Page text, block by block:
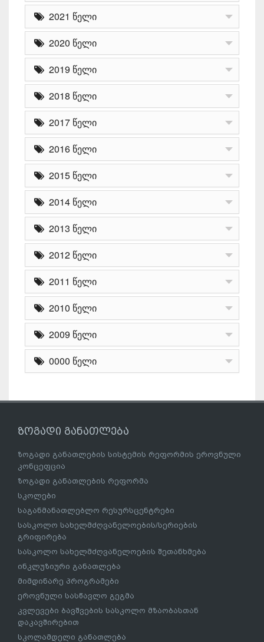
2021 წელი
2020 წელი
2019 წელი
2018 წელი
2017 წელი
2016 წელი
2015 წელი
2014 წელი
2013 წელი
2012 წელი
2011 წელი
2010 წელი
2009 წელი
0000 წელი
ზოგადი განათლება
ზოგადი განათლების სისტემის რეფორმის ეროვნული
კონცეფცია
ზოგადი განათლების რეფორმა
სკოლები
საგანმანათლებლო რესურსცენტრები
სასკოლო სახელმძღვანელოების/სერიების
გრიფირება
სასკოლო სახელმძღვანელოების შეთანხმება
ინკლუზიური განათლება
მიმდინარე პროგრამები
ეროვნული სასწავლო გეგმა
კვლევები ბავშვების სასკოლო მზაობასთან
დაკავშირებით
სკოლამდელი განათლება